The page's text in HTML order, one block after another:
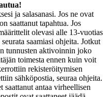
ja salasanasi. Jos ne ovat
saattanut tapahtua. Jos
olevasi alle 13-vuotias
saamiasi ohjeita. Jotkut
tunnusten aktivoinnin joko
toimesta ennen kuin voit
rekisteröitymisen
sähköpostia, seuraa ohjeita.
saattanut antaa virheellisen